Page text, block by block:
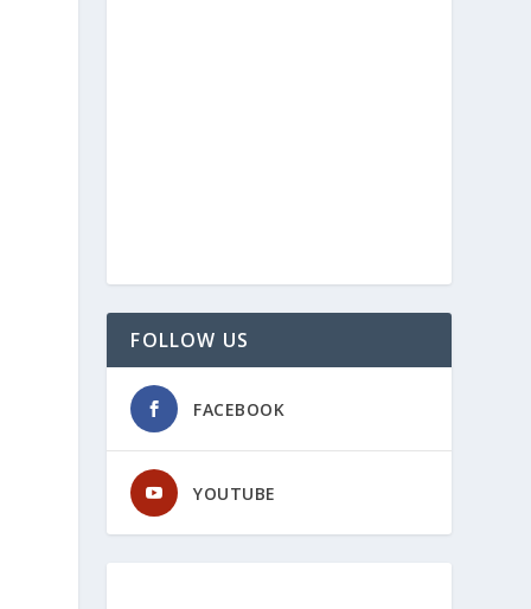
FOLLOW US
FACEBOOK
YOUTUBE